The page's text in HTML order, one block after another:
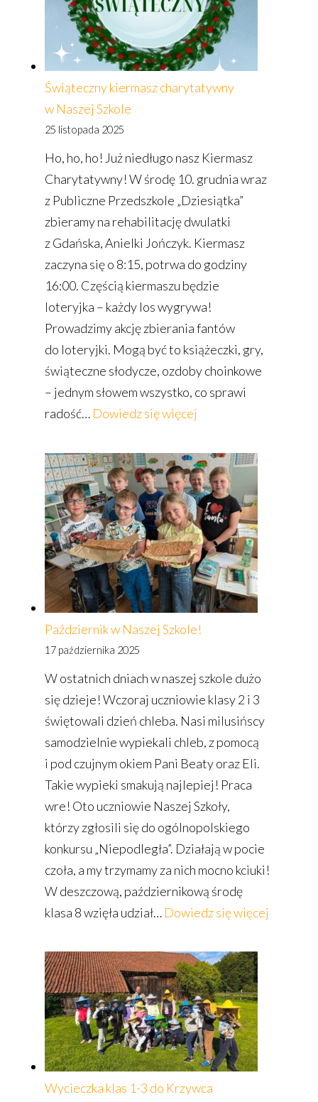
Świąteczny kiermasz charytatywny
w Naszej Szkole
25 listopada 2025
Ho, ho, ho! Już niedługo nasz Kiermasz
Charytatywny! W środę 10. grudnia wraz
z Publiczne Przedszkole „Dziesiątka”
zbieramy na rehabilitację dwulatki
z Gdańska, Anielki Jończyk. Kiermasz
zaczyna się o 8:15, potrwa do godziny
16:00. Częścią kiermaszu będzie
loteryjka – każdy los wygrywa!
Prowadzimy akcję zbierania fantów
do loteryjki. Mogą być to książeczki, gry,
świąteczne słodycze, ozdoby choinkowe
– jednym słowem wszystko, co sprawi
radość… Dowiedz się więcej
kiermasz
charytatywny
w Naszej
Szkole
Październik w Naszej Szkole!
17 października 2025
W ostatnich dniach w naszej szkole dużo
się dzieje! Wczoraj uczniowie klasy 2 i 3
świętowali dzień chleba. Nasi milusińscy
samodzielnie wypiekali chleb, z pomocą
i pod czujnym okiem Pani Beaty oraz Eli.
Takie wypieki smakują najlepiej! Praca
wre! Oto uczniowie Naszej Szkoły,
którzy zgłosili się do ogólnopolskiego
konkursu „Niepodległa”. Działają w pocie
czoła, a my trzymamy za nich mocno kciuki!
W deszczową, październikową środę
klasa 8 wzięła udział… Dowiedz się więcej
Wycieczka klas 1-3 do Krzywca